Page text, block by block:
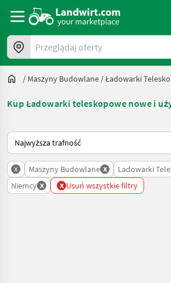
Przeglądaj oferty
/ Maszyny Budowlane /Ładowarki
Kup Ładowarki teleskopowe nowe i
Tak sortuje się na Landwirt.com
x Maszyny Budowlane x Ladowarki
Niemcy x x Usuń wszystkie filtry